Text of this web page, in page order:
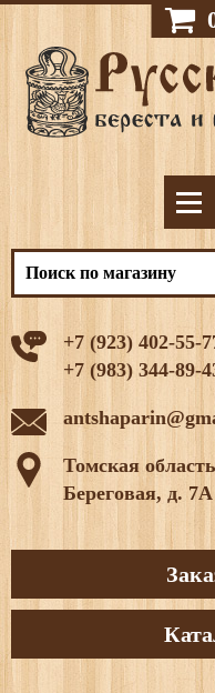
+7 (923) 402-55-
+7 (983) 344-89-
Томская
Береговая, д. 7А